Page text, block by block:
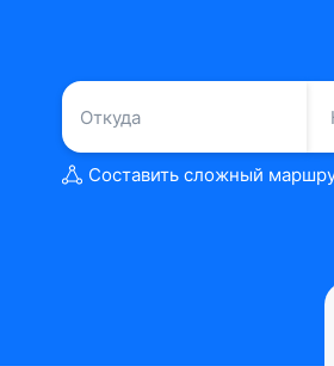
Составить сложный